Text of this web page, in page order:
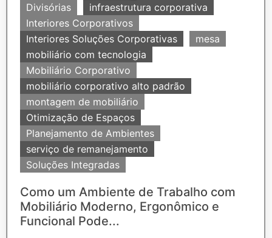
Divisórias
infraestrutura corporativa
Interiores Corporativos
Interiores Soluções Corporativas
mesa
mobiliário com tecnologia
Mobiliário Corporativo
mobiliário corporativo alto padrão
montagem de mobiliário
Otimização de Espaços
Planejamento de Ambientes
serviço de remanejamento
Soluções Integradas
Como um Ambiente de Trabalho com
Mobiliário Moderno, Ergonômico e
Funcional Pode...